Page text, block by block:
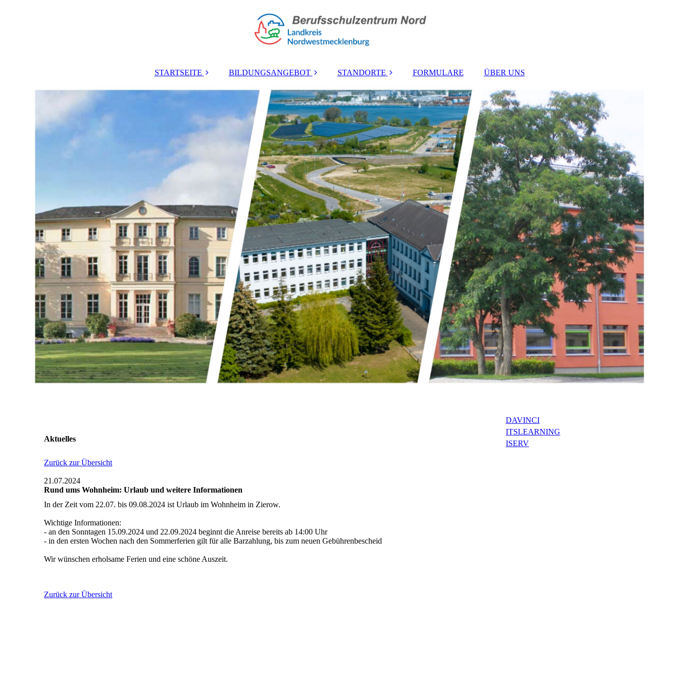
STARTSEITE
Pläne
BILDUNGSANGEBOT
Berufliches
Gymnasium
höhere
Berufsfachschule
Berufsschule
Berufsfachschule
Berufsvorbereitung
STANDORTE
Lübsche Straße
Mozartstraße
Zierow
Wohnheim
FORMULARE ÜBER UNS
Aktuelles
Zurück zur Übersicht
21.07.2024
Rund ums Wohnheim: Urlaub und weitere Informationen
In der Zeit vom 22.07. bis 09.08.2024 ist Urlaub im Wohnheim in Zierow.
Wichtige Informationen:
- an den Sonntagen 15.09.2024 und 22.09.2024 beginnt die Anreise bereits ab 14:00 Uhr
- in den ersten Wochen nach den Sommerferien gilt für alle Barzahlung, bis zum neuen Gebührenbescheid
Wir wünschen erholsame Ferien und eine schöne Auszeit.
Zurück zur Übersicht
DAVINCI
ITSLEARNING
ISERV